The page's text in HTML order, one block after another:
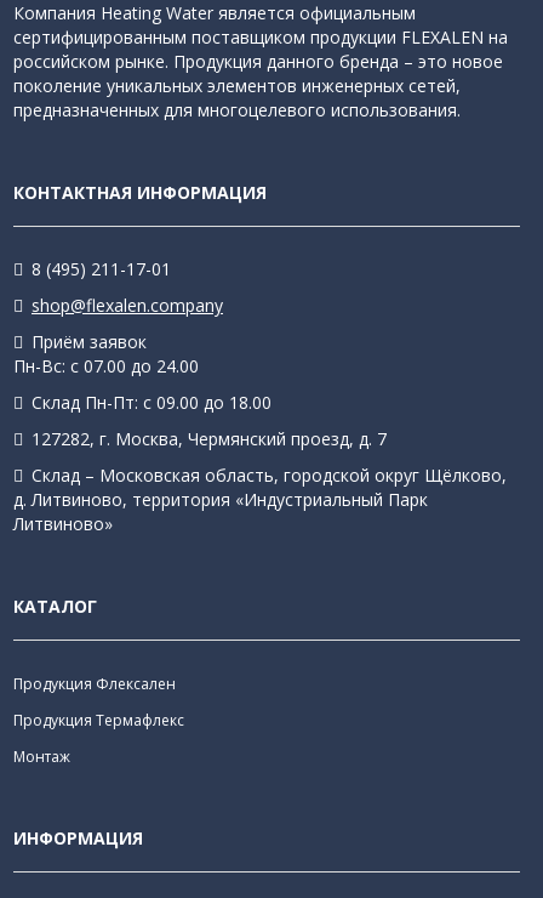
Компания Heating Water является официальным
сертифицированным поставщиком продукции FLEXALEN на
российском рынке. Продукция данного бренда – это новое
поколение уникальных элементов инженерных сетей,
предназначенных для многоцелевого использования.
КОНТАКТНАЯ ИНФОРМАЦИЯ
8 (495) 211-17-01
shop@flexalen.company
Приём заявок
Пн-Вс: с 07.00 до 24.00
Склад Пн-Пт: с 09.00 до 18.00
127282, г. Москва, Чермянский проезд, д. 7
Склад – Московская область, городской округ Щёлково,
д. Литвиново, территория «Индустриальный Парк
Литвиново»
КАТАЛОГ
Продукция Флексален
Продукция Термафлекс
Монтаж
ИНФОРМАЦИЯ